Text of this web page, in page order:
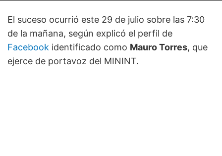
El suceso ocurrió este 29 de julio sobre las 7:30
de la mañana, según explicó el perfil de
Facebook identificado como Mauro Torres, que
ejerce de portavoz del MININT.